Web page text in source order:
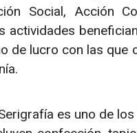
Social, Acción
actividades
de lucro con las que
es uno de